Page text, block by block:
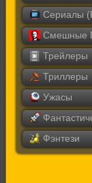
Сериалы
Смешные
Трейлеры
Триллеры
Ужасы
Фэнтези